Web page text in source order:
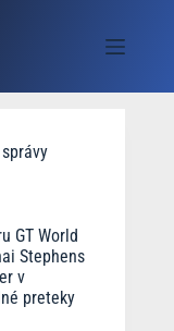
správy
GT World
Stephens
v
preteky